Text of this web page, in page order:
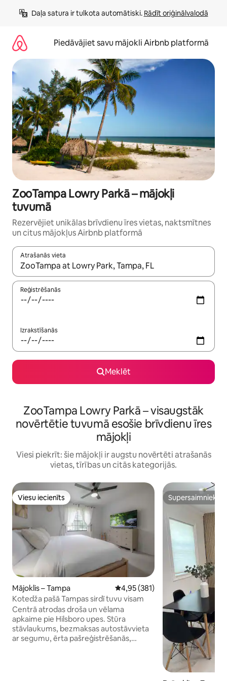
saturu
Daļa satura ir tulkota automātiski. Rādīt oriģinālvalodā
Piedāvājiet savu mājokli Airbnb platformā
ZooTampa Lowry Parkā – mājokļi
tuvumā
Rezervējiet unikālas brīvdienu īres vietas, naktsmītnes
un citus mājokļus Airbnb platformā
Atrašanās vieta
Kad rezultāti kļūs pieejami, izmantojiet bultiņu uz augšu un
Reģistrēšanās
Izrakstīšanās
Meklēt
ZooTampa Lowry Parkā – visaugstāk
novērtētie tuvumā esošie brīvdienu īres
mājokļi
Viesi piekrīt: šie mājokļi ir augstu novērtēti atrašanās
vietas, tīrības un citās kategorijās.
Viesu iecienīts
Viesu iecienīts
Mājoklis – Tampa Vidējais vērtējums: 4,95 no 5,
4,95 (381)
Kotedža pašā Tampas sirdī tuvu visam
Centrā atrodas droša un vēlama
apkaime pie Hilsboro upes. Stūra
stāvlaukums, bezmaksas autostāvvieta
ar segumu, ērta pašreģistrēšanās,
Supersaimnieks
Supersaimnieks